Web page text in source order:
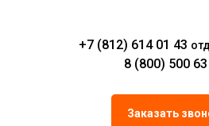
+7 (812) 614 01 43
8 (800) 500
Заказать